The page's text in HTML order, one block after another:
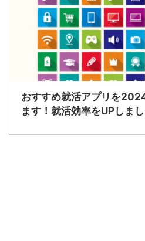
おすすめ就活アプリを
ます！就活効率をUPしまし